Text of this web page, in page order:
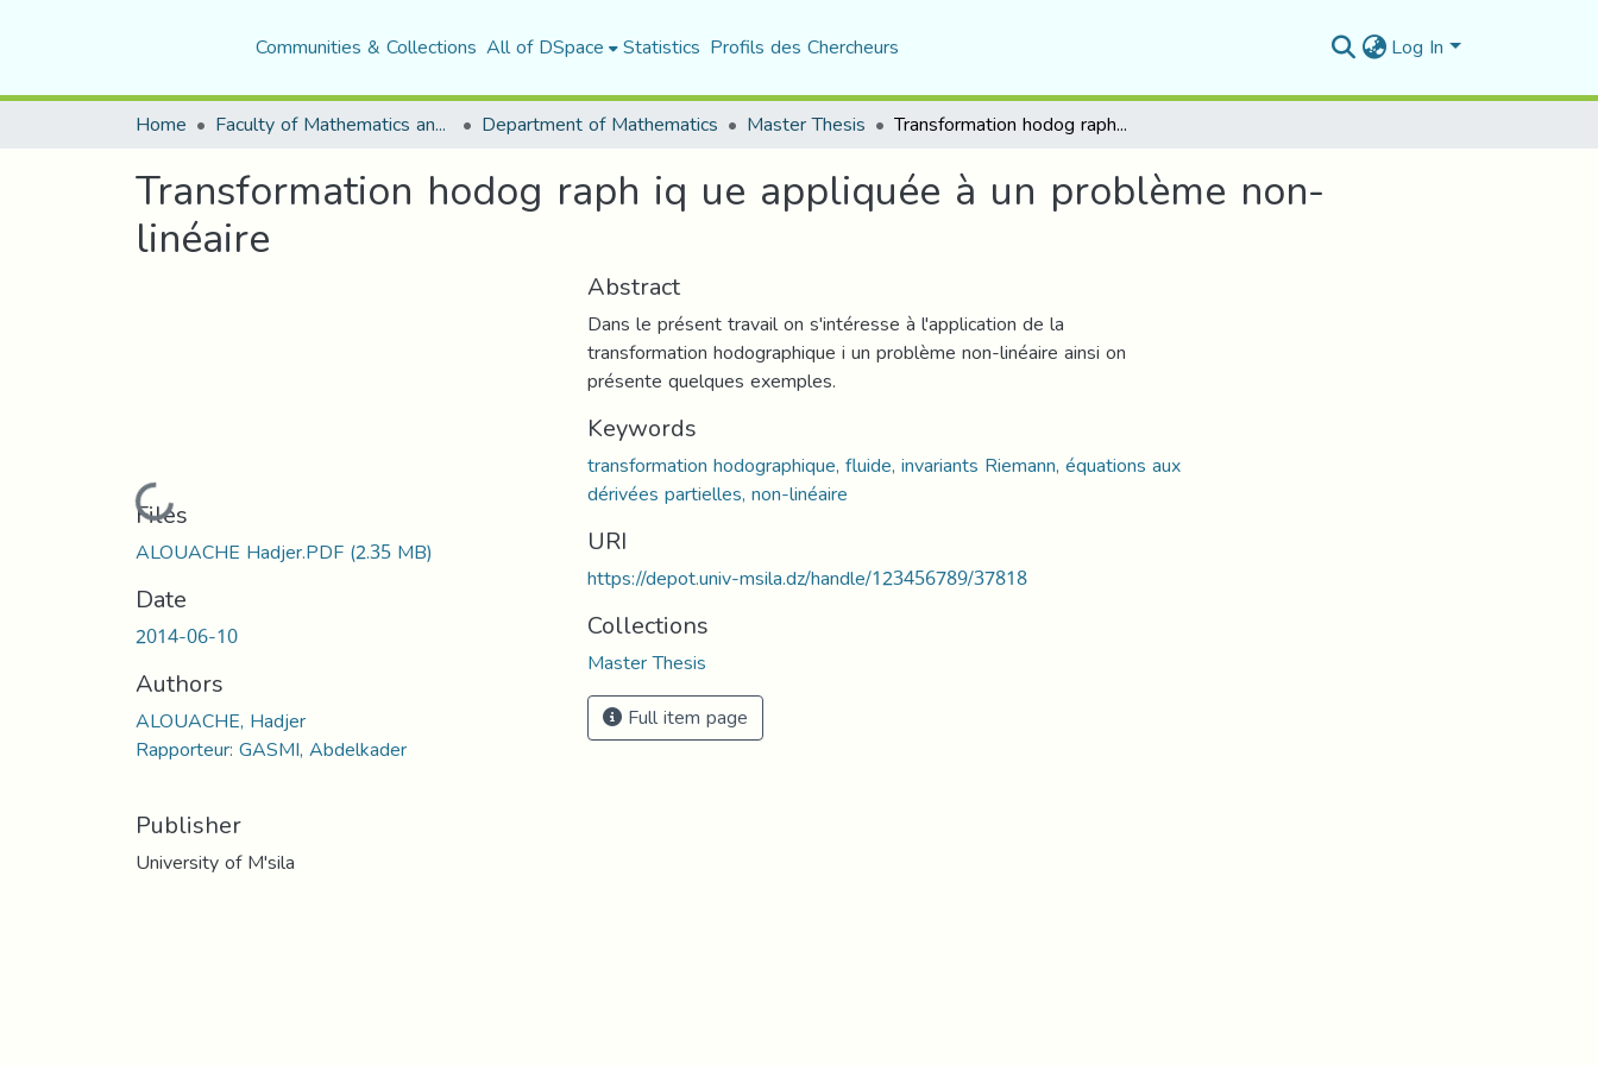
Communities & Collections All of DSpace Statistics Profils des Chercheurs Log In
Home Faculty of Mathematics and Computer Science Department of Mathematics Master Thesis Transformation hodog raph iq ue appliquée à un problème non-linéaire
Transformation hodog raph iq ue appliquée à un problème non-
linéaire
Loading...
Files
ALOUACHE Hadjer.PDF(2.35 MB)
Date
2014-06-10
Authors
ALOUACHE, Hadjer
Rapporteur: GASMI, Abdelkader
Publisher
University of M'sila
Abstract
Dans le présent travail on s'intéresse à l'application de la
transformation hodographique i un problème non-linéaire ainsi on
présente quelques exemples.
Keywords
transformation hodographique, fluide, invariants Riemann, équations aux
dérivées partielles, non-linéaire
URI
https://depot.univ-msila.dz/handle/123456789/37818
Collections
Master Thesis
Full item page